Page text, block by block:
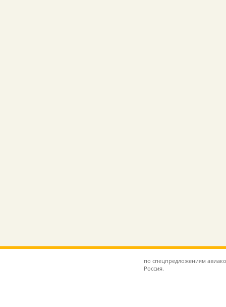
по спецпредложениям
Россия.